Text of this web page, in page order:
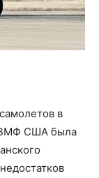
в
ВМФ США была